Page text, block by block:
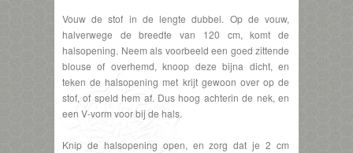
Vouw de stof in de lengte dubbel. Op de vouw,
halverwege de breedte van 120 cm, komt de
halsopening. Neem als voorbeeld een goed zittende
blouse of overhemd, knoop deze bijna dicht, en
teken de halsopening met krijt gewoon over op de
stof, of speld hem af. Dus hoog achterin de nek, en
een V-vorm voor bij de hals.
Knip de halsopening open, en zorg dat je 2 cm